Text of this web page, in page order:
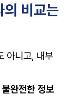
의 비교는
아니고, 내부
불완전한 정보